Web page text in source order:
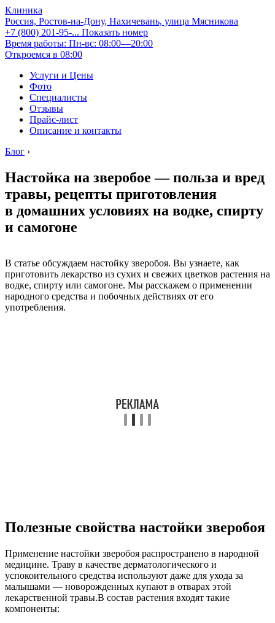
Клиника
Россия, Ростов-на-Дону, Нахичевань, улица Мясникова
+7 (800) 201-95-... Показать номер
Время работы: Пн-вс: 08:00—20:00
Откроемся в 08:00
Услуги и Цены
Фото
Специалисты
Отзывы
Прайс-лист
Описание и контакты
Блог ›
Настойка на зверобое — польза и вред
травы, рецепты приготовления
в домашних условиях на водке, спирту
и самогоне
В статье обсуждаем настойку зверобоя. Вы узнаете, как
приготовить лекарство из сухих и свежих цветков растения на
водке, спирту или самогоне. Мы расскажем о применении
народного средства и побочных действиях от его
употребления.
Полезные свойства настойки зверобоя
Применение настойки зверобоя распространено в народной
медицине. Траву в качестве дерматологического и
успокоительного средства используют даже для ухода за
малышами — новорожденных купают в отварах этой
лекарственной травы.В состав растения входят такие
компоненты: